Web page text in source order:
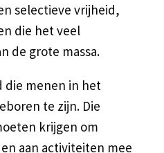
selectieve vrijheid,
die het veel
de grote massa.
die menen in het
te zijn. Die
krijgen om
aan activiteiten mee